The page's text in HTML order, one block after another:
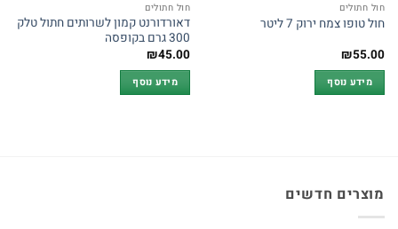
חול חתולים
חול טופו צמח ירוק 7 ליטר
₪55.00
מידע נוסף
חול חתולים
דאורדורנט קמון לשרותים חתול טלק
300 גרם בקופסה
₪45.00
מידע נוסף
מוצרים חדשים